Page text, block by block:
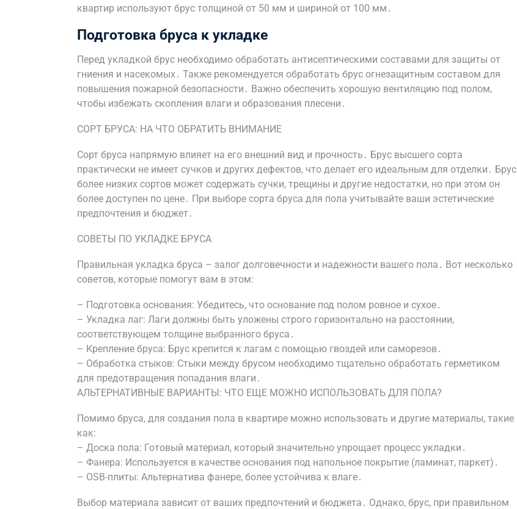
квартир используют брус толщиной от 50 мм и шириной от 100 мм․
Подготовка бруса к укладке
Перед укладкой брус необходимо обработать антисептическими составами для защиты от
гниения и насекомых․ Также рекомендуется обработать брус огнезащитным составом для
повышения пожарной безопасности․ Важно обеспечить хорошую вентиляцию под полом,
чтобы избежать скопления влаги и образования плесени․
СОРТ БРУСА: НА ЧТО ОБРАТИТЬ ВНИМАНИЕ
Сорт бруса напрямую влияет на его внешний вид и прочность․ Брус высшего сорта
практически не имеет сучков и других дефектов, что делает его идеальным для отделки․ Брус
более низких сортов может содержать сучки, трещины и другие недостатки, но при этом он
более доступен по цене․ При выборе сорта бруса для пола учитывайте ваши эстетические
предпочтения и бюджет․
СОВЕТЫ ПО УКЛАДКЕ БРУСА
Правильная укладка бруса – залог долговечности и надежности вашего пола․ Вот несколько
советов, которые помогут вам в этом:
– Подготовка основания: Убедитесь, что основание под полом ровное и сухое․
– Укладка лаг: Лаги должны быть уложены строго горизонтально на расстоянии,
соответствующем толщине выбранного бруса․
– Крепление бруса: Брус крепится к лагам с помощью гвоздей или саморезов․
– Обработка стыков: Стыки между брусом необходимо тщательно обработать герметиком
для предотвращения попадания влаги․
АЛЬТЕРНАТИВНЫЕ ВАРИАНТЫ: ЧТО ЕЩЕ МОЖНО ИСПОЛЬЗОВАТЬ ДЛЯ ПОЛА?
Помимо бруса, для создания пола в квартире можно использовать и другие материалы, такие
как:
– Доска пола: Готовый материал, который значительно упрощает процесс укладки․
– Фанера: Используется в качестве основания под напольное покрытие (ламинат, паркет)․
– OSB-плиты: Альтернатива фанере, более устойчива к влаге․
Выбор материала зависит от ваших предпочтений и бюджета․ Однако, брус, при правильном